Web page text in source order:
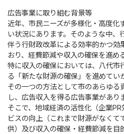
広告事業に取り組む背景等
近年、市民ニーズが多様化・高度化
い状況にあります。そのような中、
伴う行財政改革による効率的かつ効
おり、経費節減や収入の確保を進め
特に収入の確保においては、八代市
る「新たな財源の確保」を進めてい
その一つの方法として市のあらゆる
し、広告収入を得る広告事業があり
そこで、地域経済の活性化（企業
ビスの向上（これまで財源がなくて
供）及び収入の確保・経費節減を目